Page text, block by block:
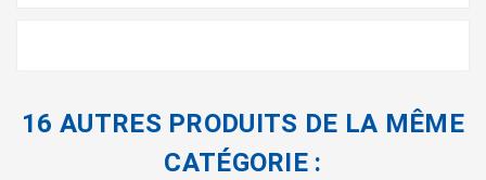
16 AUTRES PRODUITS DE LA MÊME
CATÉGORIE :